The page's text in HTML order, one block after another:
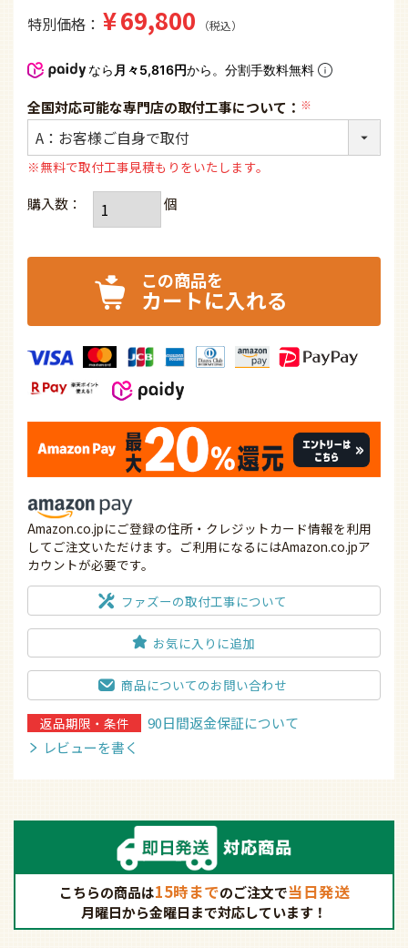
特別価格 ¥69,800 税込
なら 月々5,816円から。分割手数料無料
全国対応可能な専門店の取付工事について：
(必
※無料で取付工事見積もりをいたします。
カートに入れる
Amazon.co.jpにご登録の住所・クレジットカード情報を利用
してご注文いただけます。ご利用になるにはAmazon.co.jpア
カウントが必要です。
ファズーの取付工事について
お気に入りに追加
商品についてのお問い合わせ
返品期限・条件
90日間返金保証について
レビューを書く
こちらの商品は15時までのご注文で当日発送
月曜日から金曜日まで対応しています！